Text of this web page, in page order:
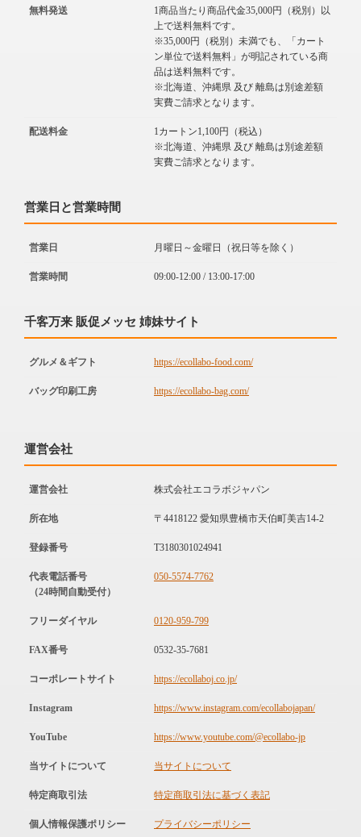
無料発送
1商品当たり商品代金35,000円（税別）以
上で送料無料です。
※35,000円（税別）未満でも、「カート
ン単位で送料無料」が明記されている商
品は送料無料です。
※北海道、沖縄県 及び 離島は別途差額
実費ご請求となります。
配送料金
1カートン1,100円（税込）
※北海道、沖縄県 及び 離島は別途差額
実費ご請求となります。
営業日と営業時間
営業日 月曜日～金曜日（祝日等を除く）
営業時間 09:00-12:00 / 13:00-17:00
千客万来 販促メッセ 姉妹サイト
グルメ＆ギフト https://ecollabo-food.com/
バッグ印刷工房 https://ecollabo-bag.com/
運営会社
運営会社 株式会社エコラボジャパン
所在地 〒4418122 愛知県豊橋市天伯町美吉14-2
登録番号 T3180301024941
代表電話番号
（24時間自動受付）
050-5574-7762
フリーダイヤル 0120-959-799
FAX番号 0532-35-7681
コーポレートサイト https://ecollaboj.co.jp/
Instagram https://www.instagram.com/ecollabojapan/
YouTube https://www.youtube.com/@ecollabo-jp
当サイトについて 当サイトについて
特定商取引法 特定商取引法に基づく表記
個人情報保護ポリシー プライバシーポリシー